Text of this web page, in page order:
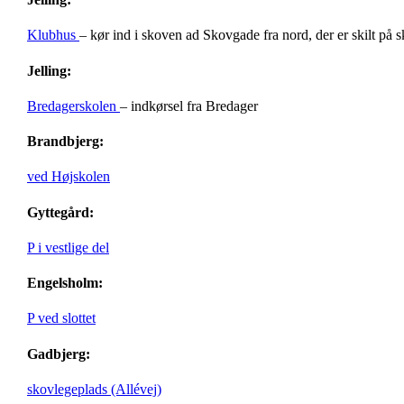
Klubhus – kør ind i skoven ad Skovgade fra nord, der er skilt på
Jelling:
Bredagerskolen – indkørsel fra Bredager
Brandbjerg:
ved Højskolen
Gyttegård:
P i vestlige del
Engelsholm:
P ved slottet
Gadbjerg:
skovlegeplads (Allévej)